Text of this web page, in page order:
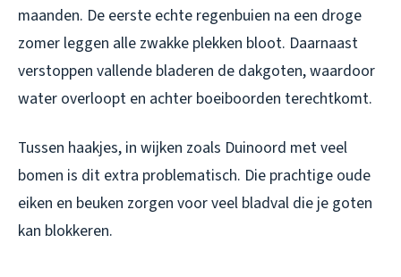
maanden. De eerste echte regenbuien na een droge
zomer leggen alle zwakke plekken bloot. Daarnaast
verstoppen vallende bladeren de dakgoten, waardoor
water overloopt en achter boeiboorden terechtkomt.
Tussen haakjes, in wijken zoals Duinoord met veel
bomen is dit extra problematisch. Die prachtige oude
eiken en beuken zorgen voor veel bladval die je goten
kan blokkeren.